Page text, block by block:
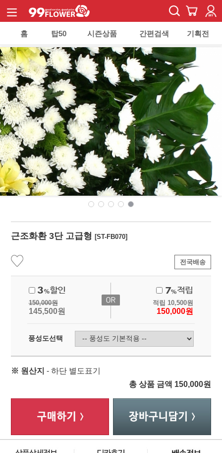
홈 탑50 시즌상품 간편검색 기획전
근조화환 3단 고급형[ST-FB070]
전국배송
150,000원
145,500원
적립 10,500원
150,000원
풍성도선택
※ 원산지 - 하단 별도표기
총 상품 금액 150,000원